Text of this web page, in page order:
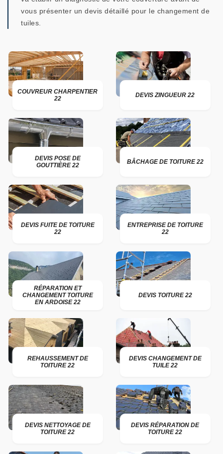
vous présenter un devis détaillé pour le changement de
tuiles.
COUVREUR CHARPENTIER
22
DEVIS ZINGUEUR 22
DEVIS POSE DE
GOUTTIÈRE 22
BÂCHAGE DE TOITURE 22
DEVIS FUITE DE TOITURE
22
ENTREPRISE DE TOITURE
22
RÉPARATION ET
CHANGEMENT TOITURE
EN ARDOISE 22
DEVIS TOITURE 22
REHAUSSEMENT DE
TOITURE 22
DEVIS CHANGEMENT DE
TUILE 22
DEVIS NETTOYAGE DE
TOITURE 22
DEVIS RÉPARATION DE
TOITURE 22